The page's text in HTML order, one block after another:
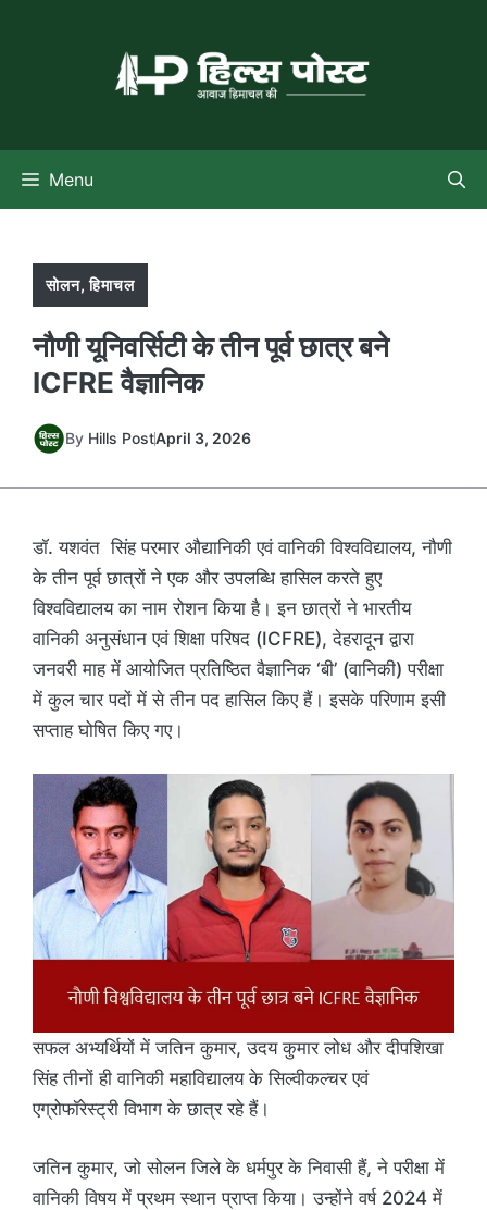
Menu
सोलन,हिमाचल
नौणी यूनिवर्सिटी के तीन पूर्व छात्र बने
ICFRE वैज्ञानिक
By Hills PostApril 3, 2026
डॉ. यशवंत सिंह परमार औद्यानिकी एवं वानिकी विश्वविद्यालय, नौणी
के तीन पूर्व छात्रों ने एक और उपलब्धि हासिल करते हुए
विश्वविद्यालय का नाम रोशन किया है। इन छात्रों ने भारतीय
वानिकी अनुसंधान एवं शिक्षा परिषद (ICFRE), देहरादून द्वारा
जनवरी माह में आयोजित प्रतिष्ठित वैज्ञानिक ‘बी’ (वानिकी) परीक्षा
में कुल चार पदों में से तीन पद हासिल किए हैं। इसके परिणाम इसी
सप्ताह घोषित किए गए।
सफल अभ्यर्थियों में जतिन कुमार, उदय कुमार लोध और दीपशिखा
सिंह तीनों ही वानिकी महाविद्यालय के सिल्वीकल्चर एवं
एग्रोफॉरेस्ट्री विभाग के छात्र रहे हैं।
जतिन कुमार, जो सोलन जिले के धर्मपुर के निवासी हैं, ने परीक्षा में
वानिकी विषय में प्रथम स्थान प्राप्त किया। उन्होंने वर्ष 2024 में